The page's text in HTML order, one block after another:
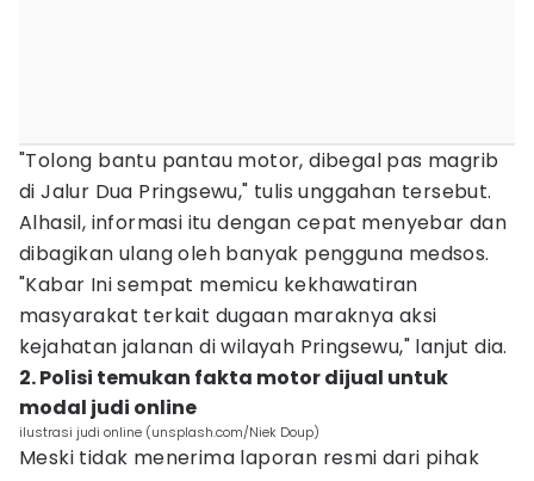
"Tolong bantu pantau motor, dibegal pas magrib
di Jalur Dua Pringsewu," tulis unggahan tersebut.
Alhasil, informasi itu dengan cepat menyebar dan
dibagikan ulang oleh banyak pengguna medsos.
"Kabar Ini sempat memicu kekhawatiran
masyarakat terkait dugaan maraknya aksi
kejahatan jalanan di wilayah Pringsewu," lanjut dia.
2. Polisi temukan fakta motor dijual untuk
modal judi online
ilustrasi judi online (unsplash.com/Niek Doup)
Meski tidak menerima laporan resmi dari pihak